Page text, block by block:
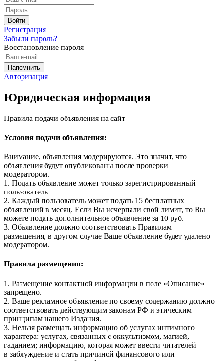
Регистрация
Забыли пароль?
Восстановление пароля
Авторизация
Юридическая информация
Правила подачи объявления на сайт
Условия подачи объявления:
Внимание, объявления модерируются. Это значит, что
объявления будут опубликованы после проверки
модератором.
1. Подать объявление может только зарегистрированный
пользователь
2. Каждый пользователь может подать 15 бесплатных
объявлений в месяц. Если Вы исчерпали свой лимит, то Вы
можете подать дополнительное объявление за 10 руб.
3. Объявление должно соответствовать Правилам
размещения, в другом случае Ваше объявление будет удалено
модератором.
Правила размещения:
1. Размещение контактной информации в поле «Описание»
запрещено.
2. Ваше рекламное объявление по своему содержанию должно
соответствовать действующим законам РФ и этическим
принципам нашего Издания.
3. Нельзя размещать информацию об услугах интимного
характера: услугах, связанных с оккультизмом, магией,
гаданием; информацию, которая может ввести читателей
в заблуждение и стать причиной финансового или